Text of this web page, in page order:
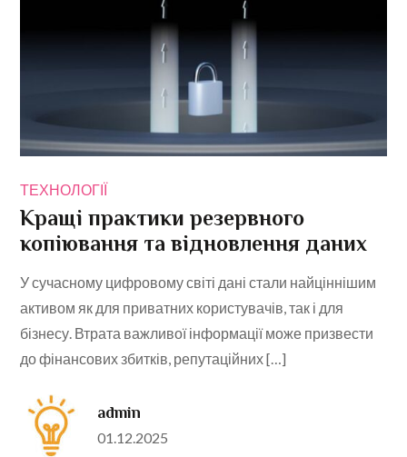
ТЕХНОЛОГІЇ
Кращі практики резервного
копіювання та відновлення даних
У сучасному цифровому світі дані стали найціннішим
активом як для приватних користувачів, так і для
бізнесу. Втрата важливої інформації може призвести
до фінансових збитків, репутаційних […]
admin
Posted
01.12.2025